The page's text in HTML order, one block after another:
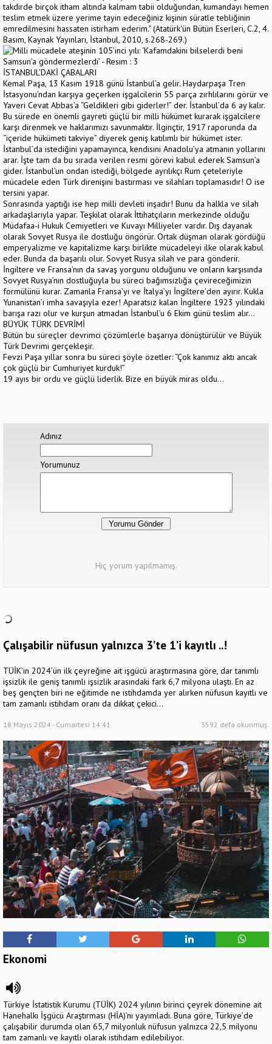
takdirde birçok itham altında kalmam tabii olduğundan, kumandayı hemen
teslim etmek üzere yerime tayin edeceğiniz kişinin süratle tebliğinin
emredilmesini hassaten istirham ederim." (Atatürk'ün Bütün Eserleri, C.2, 4.
Basım, Kaynak Yayınları, İstanbul, 2010, s.268-269.)
İSTANBUL’DAKİ ÇABALARI
Kemal Paşa, 13 Kasım 1918 günü İstanbul’a gelir. Haydarpaşa Tren
İstasyonu’ndan karşıya geçerken işgalcilerin 55 parça zırhlılarını görür ve
Yaveri Cevat Abbas’a “Geldikleri gibi giderler!” der. İstanbul’da 6 ay kalır.
Bu sürede en önemli gayreti güçlü bir milli hükümet kurarak işgalcilere
karşı direnmek ve haklarımızı savunmaktır. İlginçtir, 1917 raporunda da
“içeride hükümeti takviye” diyerek geniş katılımlı bir hükümet ister.
İstanbul’da istediğini yapamayınca, kendisini Anadolu’ya atmanın yollarını
arar. İşte tam da bu sırada verilen resmi görevi kabul ederek Samsun’a
gider. İstanbul’un ondan istediği, bölgede ayrılıkçı Rum çeteleriyle
mücadele eden Türk direnişini bastırması ve silahları toplamasıdır! O ise
tersini yapar.
Sonrasında yaptığı ise hep milli devleti inşadır! Bunu da halkla ve silah
arkadaşlarıyla yapar. Teşkilat olarak İttihatçıların merkezinde olduğu
Müdafaa-i Hukuk Cemiyetleri ve Kuvayı Milliyeler vardır. Dış dayanak
olarak Sovyet Rusya ile dostluğu öngörür. Ortak düşman olarak gördüğü
emperyalizme ve kapitalizme karşı birlikte mücadeleyi ilke olarak kabul
eder. Bunda da başarılı olur. Sovyet Rusya silah ve para gönderir.
İngiltere ve Fransa’nın da savaş yorgunu olduğunu ve onların karşısında
Sovyet Rusya’nın dostluğuyla bu süreci bağımsızlığa çevireceğimizin
formülünü kurar. Zamanla Fransa’yı ve İtalya’yı İngiltere’den ayırır. Kukla
Yunanistan’ı imha savaşıyla ezer! Aparatsız kalan İngiltere 1923 yılındaki
barışa razı olur ve kurşun atmadan İstanbul’u 6 Ekim günü teslim alır…
BÜYÜK TÜRK DEVRİMİ
Bütün bu süreçler devrimci çözümlerle başarıya dönüştürülür ve Büyük
Türk Devrimi gerçekleşir.
Fevzi Paşa yıllar sonra bu süreci şöyle özetler: “Çok kanımız aktı ancak
çok güçlü bir Cumhuriyet kurduk!”
19 ayıs bir ordu ve güçlü liderlik. Bize en büyük miras oldu…
Adınız
Yorumunuz
Hiç yorum yapılmamış.
Çalışabilir nüfusun yalnızca 3’te 1’i kayıtlı ..!
TÜİK’in 2024’ün ilk çeyreğine ait işgücü araştırmasına göre, dar tanımlı
işsizlik ile geniş tanımlı işsizlik arasındaki fark 6,7 milyona ulaştı. En az
beş gençten biri ne eğitimde ne istihdamda yer alırken nüfusun kayıtlı ve
tam zamanlı istihdam oranı da dikkat çekici...
18 Mayıs 2024 - Cumartesi 14:41 3592 defa okunmuş.
Ekonomi
Türkiye İstatistik Kurumu (TÜİK) 2024 yılının birinci çeyrek dönemine ait
Hanehalkı İşgücü Araştırması (HİA)’nı yayımladı. Buna göre, Türkiye’de
çalışabilir durumda olan 65,7 milyonluk nüfusun yalnızca 22,5 milyonu
tam zamanlı ve kayıtlı olarak istihdam edilebiliyor.